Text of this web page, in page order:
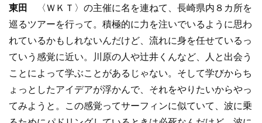
東田 〈ＷＫＴ〉の主催に名を連ねて、長崎県内８カ所を
巡るツアーを行って。積極的に力を注いでいるように思わ
れているかもしれないんだけど、流れに身を任せているっ
ていう感覚に近い。川原の人や辻井くんなど、人と出会う
ことによって学ぶことがあるじゃない。そして学びからち
ょっとしたアイデアが浮かんで、それをやりたいからやっ
てみようと。この感覚ってサーフィンに似ていて、波に乗